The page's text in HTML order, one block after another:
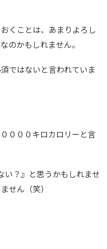
くことは、あまりよろし
のかもしれません。
ではないと言われていま
０００キロカロリーと言
い？』と思うかもしれませ
せん（笑）